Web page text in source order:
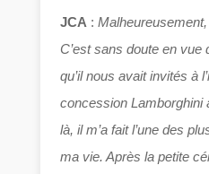
JCA :
C’est sans doute en
qu’il nous avait invités à
concession Lamborghini
là, il m’a fait l’une des
ma vie. Après la petite